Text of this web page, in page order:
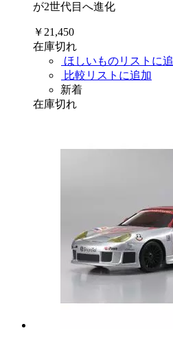
が2世代目へ進化
￥21,450
在庫切れ
ほしいものリストに
比較リストに追加
新着
在庫切れ